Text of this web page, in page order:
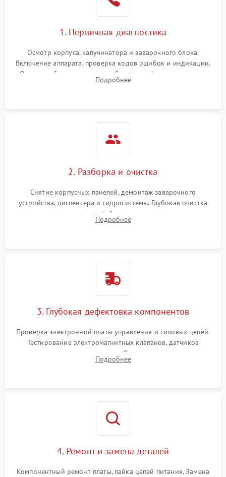
1. Первичная диагностика
Осмотр корпуса, капучинатора и заварочного блока.
Включение аппарата, проверка кодов ошибок и индикации.
Оценка работы помпы, термоблока и кофемолки на слух.
Измерение температуры и давления воды для выявления
Подробнее
2. Разборка и очистка
Снятие корпусных панелей, демонтаж заварочного
устройства, диспенсера и гидросистемы. Глубокая очистка
внутренних узлов от кофейных масел, жмыха и накипи.
Промывка дренажных каналов и фильтров с использованием
Подробнее
3. Глубокая дефектовка компонентов
Проверка электронной платы управления и силовых цепей.
Тестирование электромагнитных клапанов, датчиков
температуры и расходомера. Оценка степени износа
жерновов кофемолки, уплотнительных колец гидросистемы
Подробнее
4. Ремонт и замена деталей
Компонентный ремонт платы, пайка цепей питания. Замена